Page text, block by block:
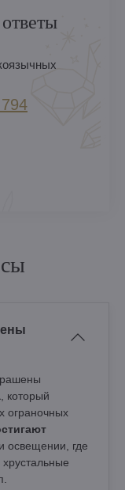
, который
ограночных
освещении, где
хрустальные